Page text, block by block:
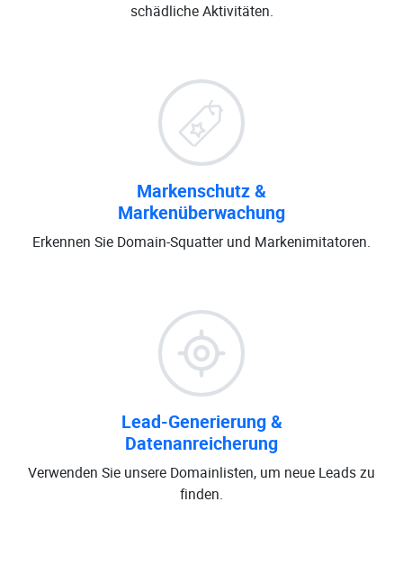
schädliche Aktivitäten.
Markenschutz &
Markenüberwachung
Erkennen Sie Domain-Squatter und Markenimitatoren.
Lead-Generierung &
Datenanreicherung
Verwenden Sie unsere Domainlisten, um neue Leads zu
finden.